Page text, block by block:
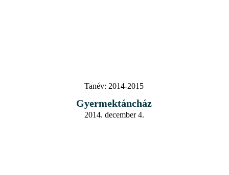
Tanév: 2014-2015
Gyermektáncház
2014. december 4.